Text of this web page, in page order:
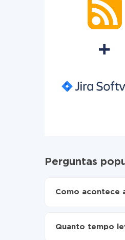
Perguntas
Como acontece
Ative a
Quanto tempo